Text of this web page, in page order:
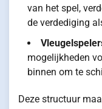
van het spel,
de verdediging
mogelijkheden
binnen om te
Deze structuur